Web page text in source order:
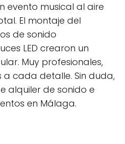
evento musical al aire
El montaje del
de sonido
LED crearon un
Muy profesionales,
cada detalle. Sin duda,
alquiler de sonido e
en Málaga.